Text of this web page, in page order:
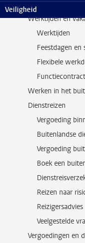
Veiligheid
Wijzigen
Werktijden en
Werktijden
Feestdagen en
Flexibele
Functiecontract
Werken in het
Dienstreizen
Vergoeding
Buitenlandse
Vergoeding
Boek een
Reizen naar
Reizigersadvies
Veelgestelde
Vergoedingen en